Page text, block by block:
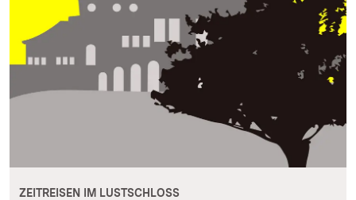
ZEITREISEN IM LUSTSCHLOSS